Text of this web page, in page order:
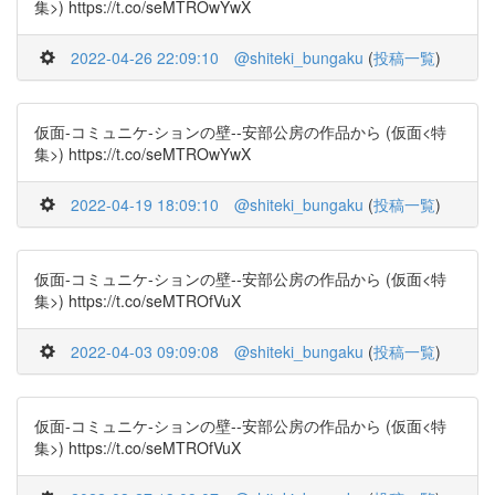
集>) https://t.co/seMTROwYwX
2022-04-26 22:09:10 @shiteki_bungaku (投稿一覧)
仮面-コミュニケ-ションの壁--安部公房の作品から (仮面<特
集>) https://t.co/seMTROwYwX
2022-04-19 18:09:10 @shiteki_bungaku (投稿一覧)
仮面-コミュニケ-ションの壁--安部公房の作品から (仮面<特
集>) https://t.co/seMTROfVuX
2022-04-03 09:09:08 @shiteki_bungaku (投稿一覧)
仮面-コミュニケ-ションの壁--安部公房の作品から (仮面<特
集>) https://t.co/seMTROfVuX